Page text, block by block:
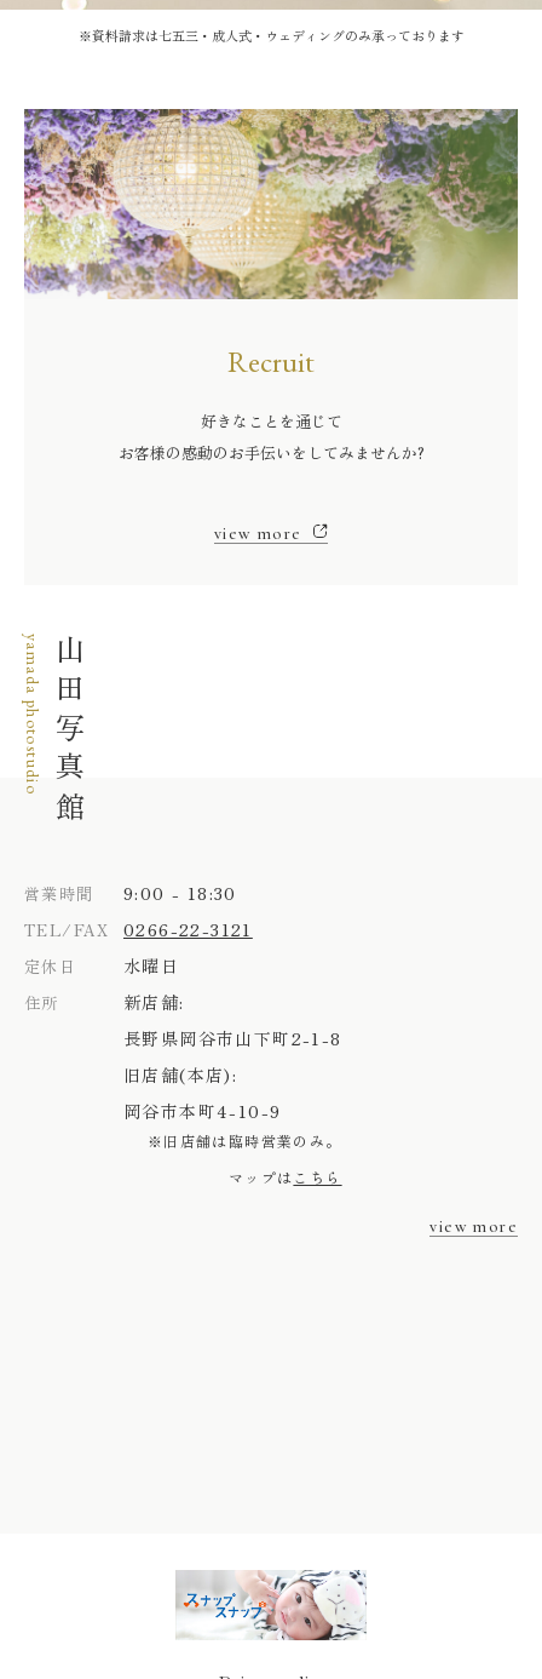
※資料請求は七五三・成人式・ウェディングのみ承っております
Recruit
好きなことを通じて
お客様の感動のお手伝いをしてみませんか?
view more
山田写真館
yamada photostudio
営業時間 9:00 - 18:30
TEL/FAX 0266-22-3121
定休日 水曜日
住所
新店舗:
長野県岡谷市山下町2-1-8
旧店舗(本店):
岡谷市本町4-10-9
※旧店舗は臨時営業のみ。
マップは こちら
view more